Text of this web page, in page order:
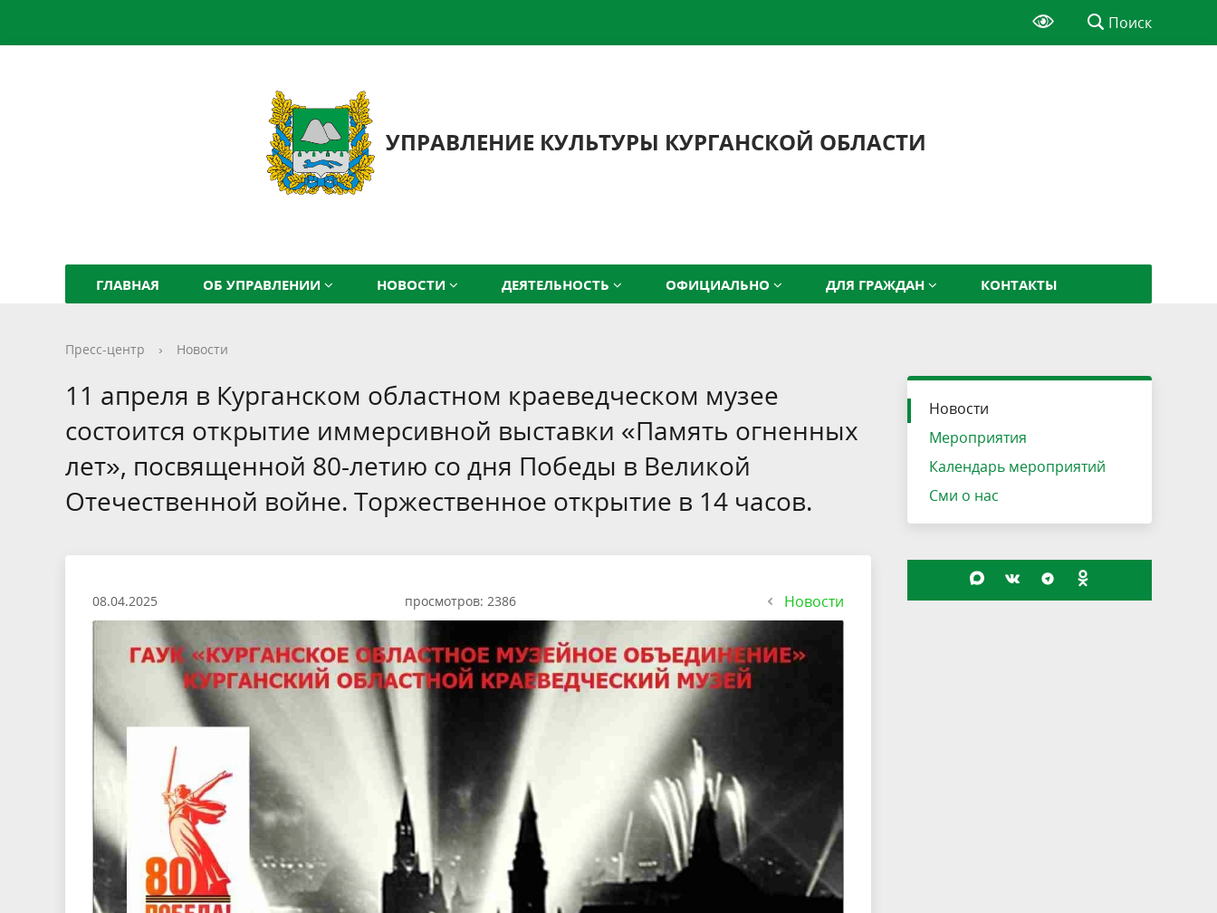
Поиск
УПРАВЛЕНИЕ КУЛЬТУРЫ КУРГАНСКОЙ ОБЛАСТИ
ГЛАВНАЯ ОБ УПРАВЛЕНИИ НОВОСТИ ДЕЯТЕЛЬНОСТЬ ОФИЦИАЛЬНО ДЛЯ ГРАЖДАН КОНТАКТЫ
Пресс-центр › Новости
11 апреля в Курганском областном краеведческом музее
состоится открытие иммерсивной выставки «Память огненных
лет», посвященной 80-летию со дня Победы в Великой
Отечественной войне. Торжественное открытие в 14 часов.
08.04.2025 просмотров: 2386 Новости
Новости
Мероприятия
Календарь мероприятий
Сми о нас